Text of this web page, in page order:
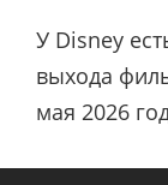
У Disney
выхода
мая 2026